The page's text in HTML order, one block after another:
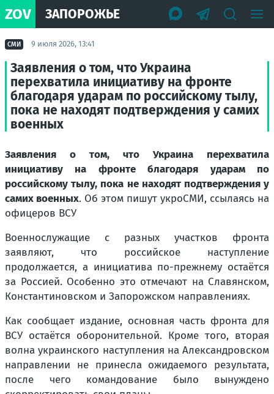
ZOV ЗАПОРОЖЬЕ
СМИ 9 июля 2026, 13:41
Заявления о том, что Украина
перехватила инициативу на фронте
благодаря ударам по российскому тылу,
пока не находят подтверждения у самих
военных
Заявления о том, что Украина перехватила
инициативу на фронте благодаря ударам по
российскому тылу, пока не находят подтверждения у
самих военных. Об этом пишут укроСМИ, ссылаясь на
офицеров ВСУ
Военнослужащие с разных участков фронта
заявляют, что российское наступление
продолжается, а инициатива по-прежнему остаётся
за Россией. Особенно это отмечают на Славянском,
Константиновском и Запорожском направлениях.
Как сообщает издание, основная часть фронта для
ВСУ остаётся оборонительной. Кроме того, вторая
волна украинского наступления на Александровском
направлении не принесла ожидаемого результата,
после чего командование было вынуждено